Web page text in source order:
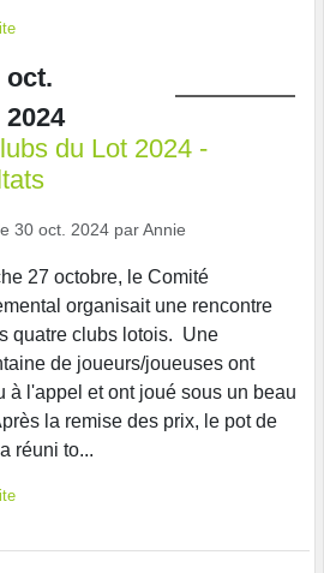
oct.
2024
du Lot 2024 -
30 oct. 2024 parAnnie
27 octobre, le Comité
organisait une rencontre
quatre clubs lotois. Une
de joueurs/joueuses ont
à l'appel et ont joué sous un beau
la remise des prix, le pot de
réuni to...